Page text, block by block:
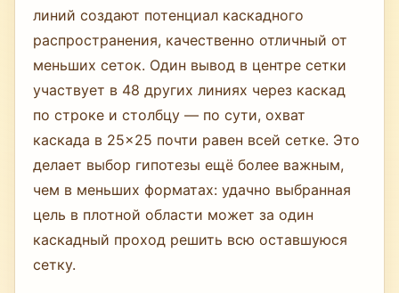
линий создают потенциал каскадного
распространения, качественно отличный от
меньших сеток. Один вывод в центре сетки
участвует в 48 других линиях через каскад
по строке и столбцу — по сути, охват
каскада в 25×25 почти равен всей сетке. Это
делает выбор гипотезы ещё более важным,
чем в меньших форматах: удачно выбранная
цель в плотной области может за один
каскадный проход решить всю оставшуюся
сетку.